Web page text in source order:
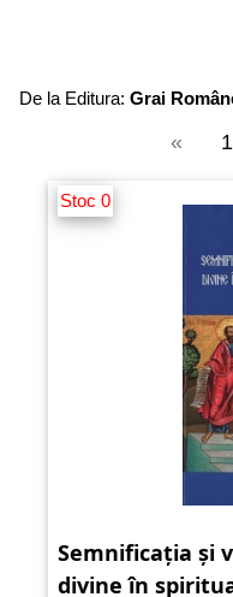
De la Editura: Grai
«
Stoc 0
Semnificația și
divine în